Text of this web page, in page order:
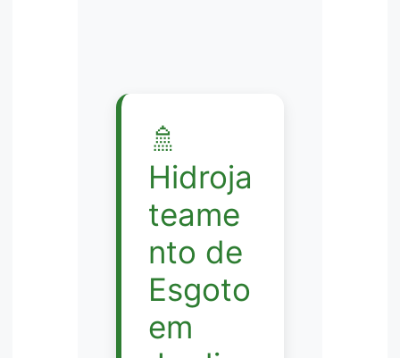
🚿
Hidroja
teame
nto de
Esgoto
em